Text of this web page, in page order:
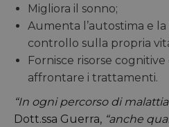
Migliora il sonno;
Aumenta l’autostima e
controllo sulla propria
Fornisce risorse
affrontare i trattamenti.
“In ogni percorso di
Dott.ssa Guerra, “anche